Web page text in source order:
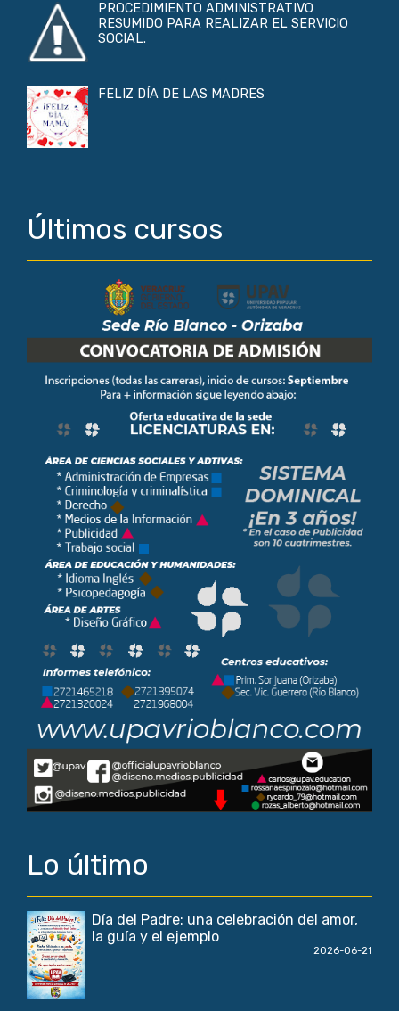
PROCEDIMIENTO ADMINISTRATIVO
RESUMIDO PARA REALIZAR EL SERVICIO
SOCIAL.
FELIZ DÍA DE LAS MADRES
Últimos cursos
Lo último
Día del Padre: una celebración del amor,
la guía y el ejemplo
2026-06-21